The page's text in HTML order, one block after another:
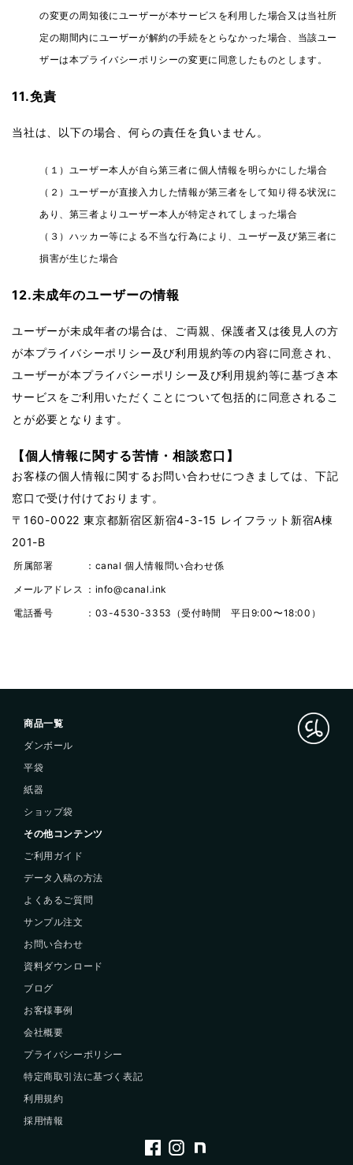
の変更の周知後にユーザーが本サービスを利用した場合又は当社所
定の期間内にユーザーが解約の手続をとらなかった場合、当該ユー
ザーは本プライバシーポリシーの変更に同意したものとします。
11.免責
当社は、以下の場合、何らの責任を負いません。
（１）ユーザー本人が自ら第三者に個人情報を明らかにした場合
（２）ユーザーが直接入力した情報が第三者をして知り得る状況に
あり、第三者よりユーザー本人が特定されてしまった場合
（３）ハッカー等による不当な行為により、ユーザー及び第三者に
損害が生じた場合
12.未成年のユーザーの情報
ユーザーが未成年者の場合は、ご両親、保護者又は後見人の方
が本プライバシーポリシー及び利用規約等の内容に同意され、
ユーザーが本プライバシーポリシー及び利用規約等に基づき本
サービスをご利用いただくことについて包括的に同意されるこ
とが必要となります。
【個人情報に関する苦情・相談窓口】
お客様の個人情報に関するお問い合わせにつきましては、下記
窓口で受け付けております。
〒160-0022 東京都新宿区新宿4-3-15 レイフラット新宿A棟
201-B
所属部署
：canal 個人情報問い合わせ係
メールアドレス ：info@canal.ink
電話番号
：03-4530-3353（受付時間 平日9:00〜18:00）
商品一覧
ダンボール
平袋
紙器
ショップ袋
その他コンテンツ
ご利用ガイド
データ入稿の方法
よくあるご質問
サンプル注文
お問い合わせ
資料ダウンロード
ブログ
お客様事例
会社概要
プライバシーポリシー
特定商取引法に基づく表記
利用規約
採用情報